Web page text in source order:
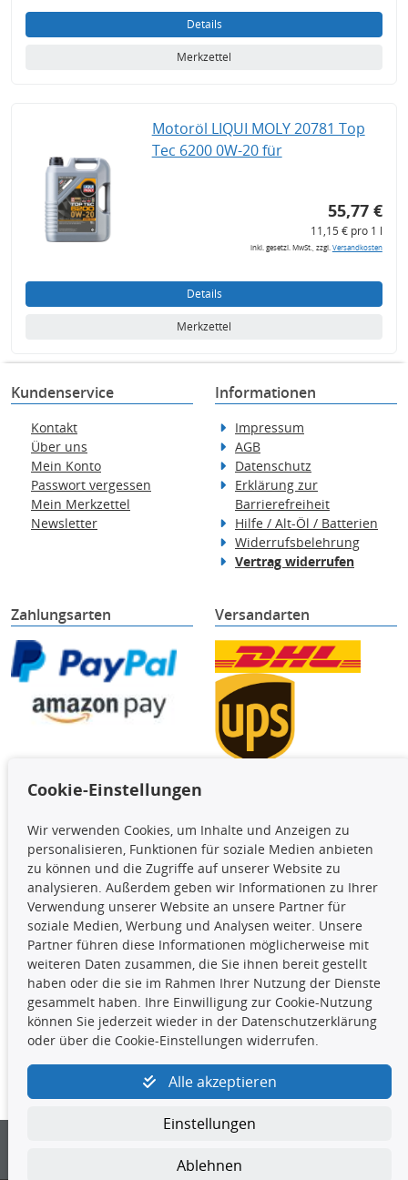
Details
Merkzettel
Motoröl LIQUI MOLY 20781 Top
Tec 6200 0W-20 für
55,77 €
11,15 € pro 1 l
inkl. gesetzl. MwSt., zzgl.Versandkosten
Details
Merkzettel
Kundenservice
Kontakt
Über uns
Mein Konto
Passwort vergessen
Mein Merkzettel
Newsletter
Informationen
Impressum
AGB
Datenschutz
Erklärung zur
Barrierefreiheit
Hilfe / Alt-Öl / Batterien
Widerrufsbelehrung
Vertrag widerrufen
Zahlungsarten Versandarten
Die hier angezeigten Daten,
insbesondere die gesamte Datenbank,
dürfen nicht kopiert werden. Es ist zu
unterlassen, die Daten oder die gesamte Datenbank ohne
vorherige Zustimmung TecDocs zu vervielfältigen, zu
verbreiten und/oder diese Handlungen durch Dritte ausführen
zu lassen. Ein Zuwiderhandeln stellt eine
Urheberrechtsverletzung dar und wird verfolgt.
Kontakt
4yourcar GmbH | Avidesweg 1 | 27386 Hemsbünde |
kundenservice@4yourcar.de
Cookie-Einstellungen
Wir verwenden Cookies, um Inhalte und Anzeigen zu
personalisieren, Funktionen für soziale Medien anbieten
zu können und die Zugriffe auf unserer Website zu
analysieren. Außerdem geben wir Informationen zu Ihrer
Verwendung unserer Website an unsere Partner für
soziale Medien, Werbung und Analysen weiter. Unsere
Partner führen diese Informationen möglicherweise mit
weiteren Daten zusammen, die Sie ihnen bereit gestellt
haben oder die sie im Rahmen Ihrer Nutzung der Dienste
gesammelt haben. Ihre Einwilligung zur Cookie-Nutzung
können Sie jederzeit wieder in der Datenschutzerklärung
oder über die Cookie-Einstellungen widerrufen.
Alle akzeptieren
Einstellungen
Ablehnen